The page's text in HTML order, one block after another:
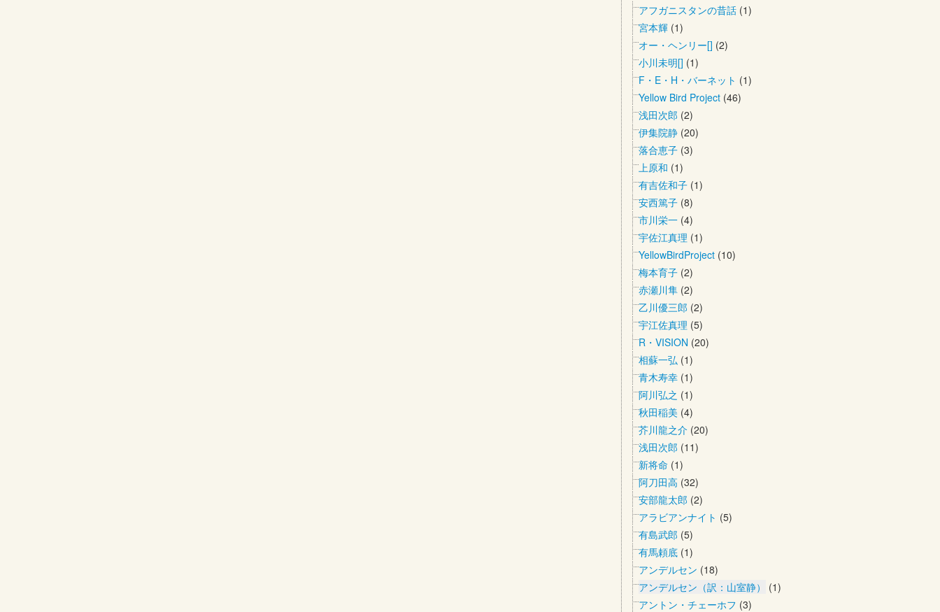
アフガニスタンの昔話 (1)
宮本輝 (1)
オー・ヘンリー[] (2)
小川未明[] (1)
F・E・H・バーネット (1)
Yellow Bird Project (46)
浅田次郎 (2)
伊集院静 (20)
落合恵子 (3)
上原和 (1)
有吉佐和子 (1)
安西篤子 (8)
市川栄一 (4)
宇佐江真理 (1)
YellowBirdProject (10)
梅本育子 (2)
赤瀬川隼 (2)
乙川優三郎 (2)
宇江佐真理 (5)
R・VISION (20)
相蘇一弘 (1)
青木寿幸 (1)
阿川弘之 (1)
秋田稲美 (4)
芥川龍之介 (20)
浅田次郎 (11)
新将命 (1)
阿刀田高 (32)
安部龍太郎 (2)
アラビアンナイト (5)
有島武郎 (5)
有馬頼底 (1)
アンデルセン (18)
アンデルセン（訳：山室静）
(1)
アントン・チェーホフ (3)